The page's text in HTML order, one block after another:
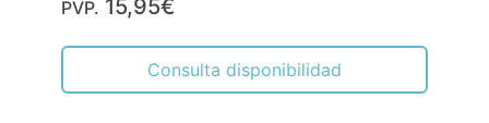
PVP. 15,95€
Consulta disponibilidad